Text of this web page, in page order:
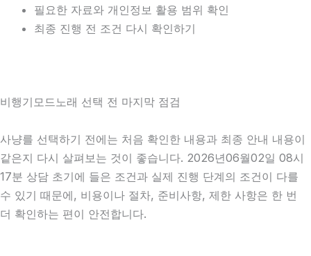
필요한 자료와 개인정보 활용 범위 확인
최종 진행 전 조건 다시 확인하기
비행기모드노래 선택 전 마지막 점검
사냥를 선택하기 전에는 처음 확인한 내용과 최종 안내 내용이
같은지 다시 살펴보는 것이 좋습니다. 2026년06월02일 08시
17분 상담 초기에 들은 조건과 실제 진행 단계의 조건이 다를
수 있기 때문에, 비용이나 절차, 준비사항, 제한 사항은 한 번
더 확인하는 편이 안전합니다.